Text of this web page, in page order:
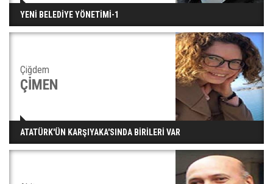
YENİ BELEDİYE YÖNETİMİ-1
Çiğdem
ÇİMEN
ATATÜRK'ÜN KARŞIYAKA'SINDA BİRİLERİ VAR